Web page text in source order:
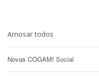
Amosar todos
Novas COGAMI Social